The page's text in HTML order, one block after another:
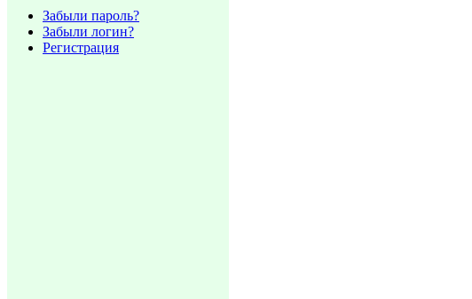
Забыли пароль?
Забыли логин?
Регистрация